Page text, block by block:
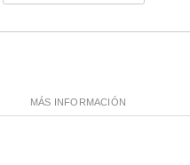
MÁS INFORMACIÓN